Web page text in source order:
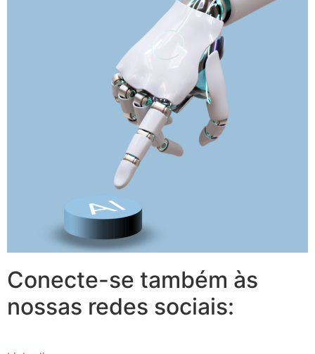
Conecte-se também às
nossas redes sociais: